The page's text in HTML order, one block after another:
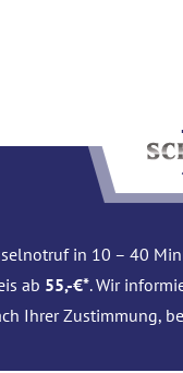
in 10 – 40
ab 55,-€*. Wir
Ihrer Zustimmung,